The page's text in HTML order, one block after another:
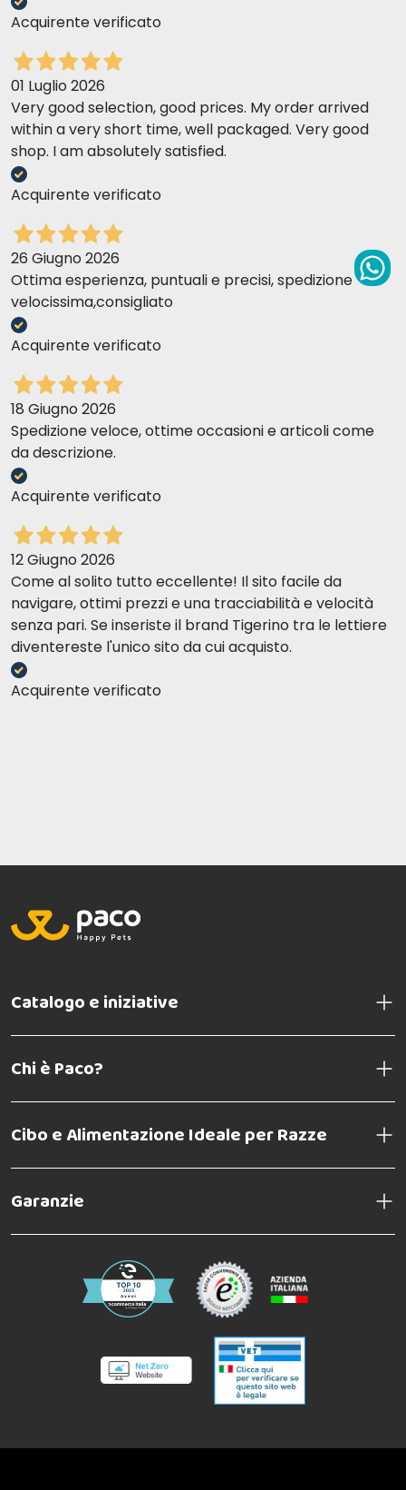
Acquirente verificato
01 Luglio 2026
Very good selection, good prices. My order arrived
within a very short time, well packaged. Very good
shop. I am absolutely satisfied.
Acquirente verificato
26 Giugno 2026
Ottima esperienza, puntuali e precisi, spedizione
velocissima,consigliato
Acquirente verificato
18 Giugno 2026
Spedizione veloce, ottime occasioni e articoli come
da descrizione.
Acquirente verificato
12 Giugno 2026
Come al solito tutto eccellente! Il sito facile da
navigare, ottimi prezzi e una tracciabilità e velocità
senza pari. Se inseriste il brand Tigerino tra le lettiere
diventereste l'unico sito da cui acquisto.
Acquirente verificato
Catalogo e iniziative
Chi è Paco?
Cibo e Alimentazione Ideale per Razze
Garanzie